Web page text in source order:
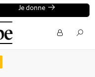
Je donne